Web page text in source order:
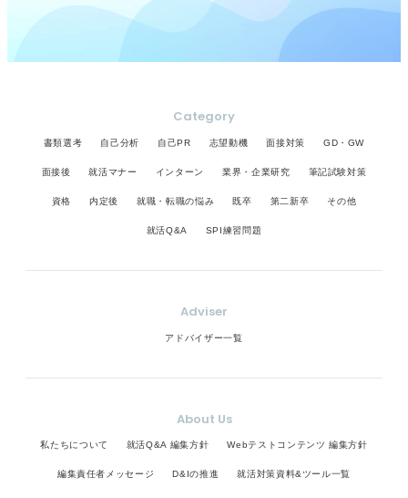
Category
書類選考 自己分析 自己PR 志望動機 面接対策 GD・GW
面接後 就活マナー インターン 業界・企業研究 筆記試験対策
資格 内定後 就職・転職の悩み 既卒 第二新卒 その他
就活Q&A SPI練習問題
Adviser
アドバイザー一覧
About Us
私たちについて 就活Q&A 編集方針 Webテストコンテンツ 編集方針
編集責任者メッセージ D&Iの推進 就活対策資料&ツール一覧